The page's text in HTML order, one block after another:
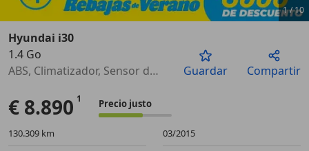
Anterior
1/10
Hyundai i30
1.4 Go
ABS, Climatizador, Sensor de lluvia, Faros antiniebla, Llantas de aleación, Bluetooth, Control de velocidad
Guardar Compartir
€ 8.890 Precio justo
130.309 km
03/2015